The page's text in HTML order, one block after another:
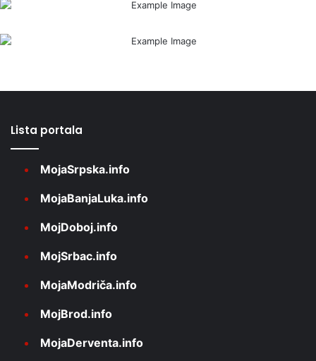
Lista portala
MojaSrpska.info
MojaBanjaLuka.info
MojDoboj.info
MojSrbac.info
MojaModriča.info
MojBrod.info
MojaDerventa.info